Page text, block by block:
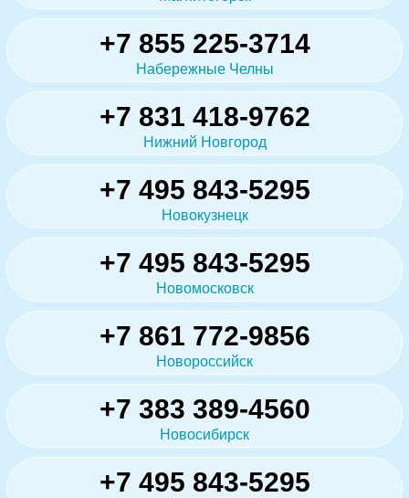
+7 855 225-3714
Набережные Челны
+7 831 418-9762
Нижний Новгород
+7 495 843-5295
Новокузнецк
+7 495 843-5295
Новомосковск
+7 861 772-9856
Новороссийск
+7 383 389-4560
Новосибирск
+7 495 843-5295